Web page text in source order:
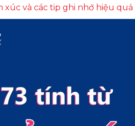
và các tip ghi nhớ hiệu quả